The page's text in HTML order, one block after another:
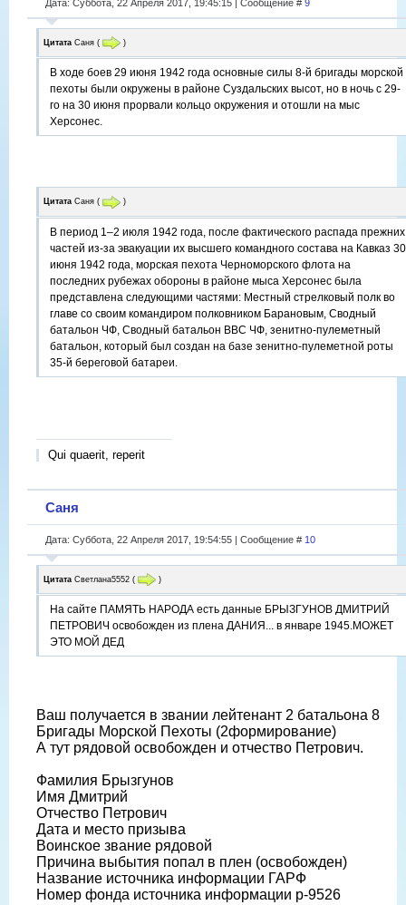
Дата: Суббота, 22 Апреля 2017, 19:45:15 | Сообщение # 9
Цитата Саня ( )
В ходе боев 29 июня 1942 года основные силы 8-й бригады морской
пехоты были окружены в районе Суздальских высот, но в ночь с 29-
го на 30 июня прорвали кольцо окружения и отошли на мыс
Херсонес.
Цитата Саня ( )
В период 1–2 июля 1942 года, после фактического распада прежних
частей из-за эвакуации их высшего командного состава на Кавказ 30
июня 1942 года, морская пехота Черноморского флота на
последних рубежах обороны в районе мыса Херсонес была
представлена следующими частями: Местный стрелковый полк во
главе со своим командиром полковником Барановым, Сводный
батальон ЧФ, Сводный батальон ВВС ЧФ, зенитно-пулеметный
батальон, который был создан на базе зенитно-пулеметной роты
35-й береговой батареи.
Qui quaerit, reperit
Саня
Дата: Суббота, 22 Апреля 2017, 19:54:55 | Сообщение # 10
Цитата Светлана5552 ( )
На сайте ПАМЯТЬ НАРОДА есть данные БРЫЗГУНОВ ДМИТРИЙ
ПЕТРОВИЧ освобожден из плена ДАНИЯ... в январе 1945.МОЖЕТ
ЭТО МОЙ ДЕД
Ваш получается в звании лейтенант 2 батальона 8
Бригады Морской Пехоты (2формирование)
А тут рядовой освобожден и отчество Петрович.
Фамилия Брызгунов
Имя Дмитрий
Отчество Петрович
Дата и место призыва
Воинское звание рядовой
Причина выбытия попал в плен (освобожден)
Название источника информации ГАРФ
Номер фонда источника информации р-9526